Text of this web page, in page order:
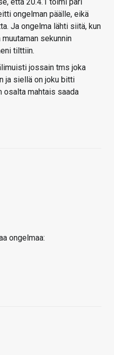
ongelman päälle, eikä
Ja ongelma lähti siitä, kun
sekunnin
tilttiin.
jossain tms joka
ja siellä on joku bitti
osalta mahtais saada
ongelmaa: